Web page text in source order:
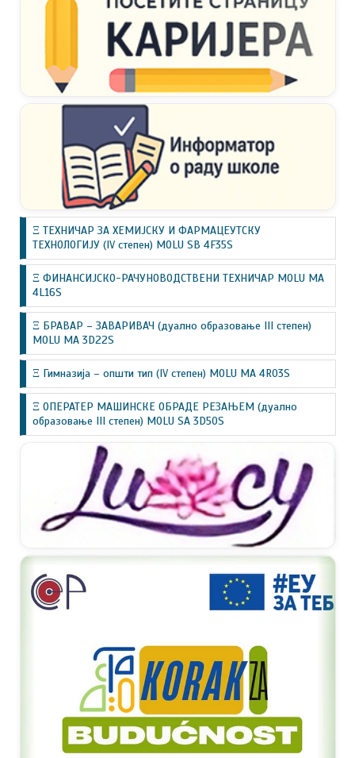
Ξ ТЕХНИЧАР ЗА ХЕМИЈСКУ И ФАРМАЦЕУТСКУ
ТЕХНОЛОГИЈУ (IV степен) MOLU SB 4F35S
Ξ ФИНАНСИЈСКО-РАЧУНОВОДСТВЕНИ ТЕХНИЧАР MOLU MA
4L16S
Ξ БРАВАР – ЗАВАРИВАЧ (дуално образовање III степен)
MOLU MA 3D22S
Ξ Гимназија – општи тип (IV степен) MOLU MA 4R03S
Ξ ОПЕРАТЕР МАШИНСКЕ ОБРАДЕ РЕЗАЊЕМ (дуално
образовање III степен) MOLU SA 3D50S